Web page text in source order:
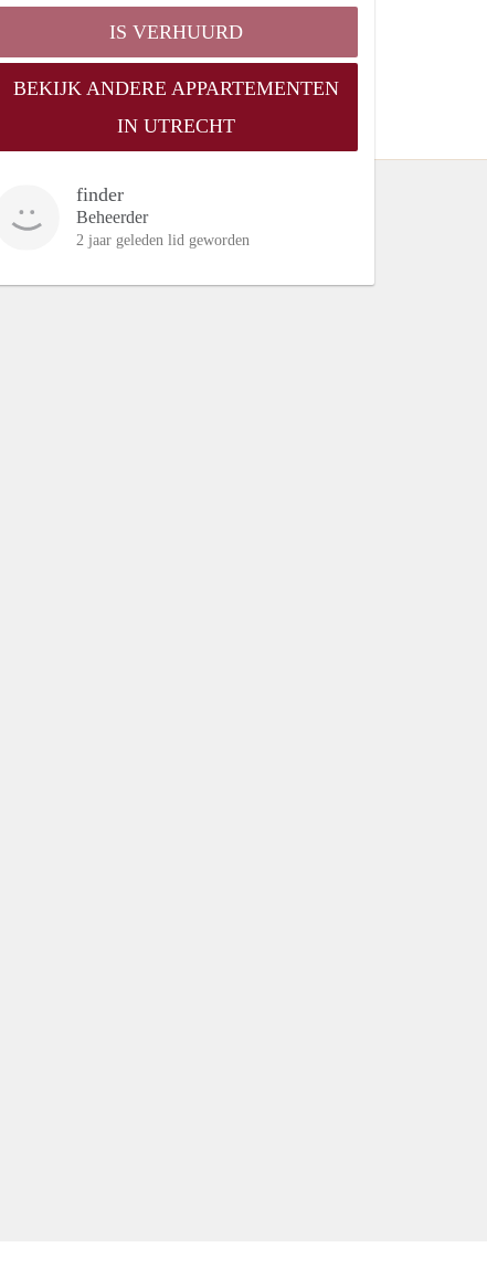
IS VERHUURD
BEKIJK ANDERE APPARTEMENTEN
IN UTRECHT
finder
Beheerder
2 jaar geleden lid geworden